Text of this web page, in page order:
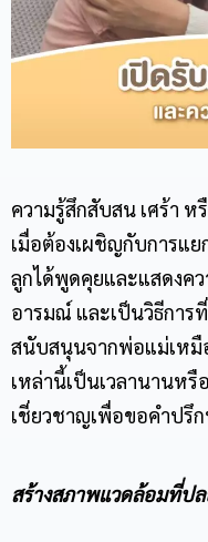
ความรู้สึกสับสน เศร้า ห
เมื่อต้องเผชิญกับการแ
ลูกได้พูดคุยและแสดงค
อารมณ์ และเป็นวิธีการ
สนับสนุนจากพ่อแม่เหมื
เหล่านี้เป็นเวลานานห
เชี่ยวชาญเพื่อขอคำปรึ
สร้างสภาพแวดล้อมที่ป